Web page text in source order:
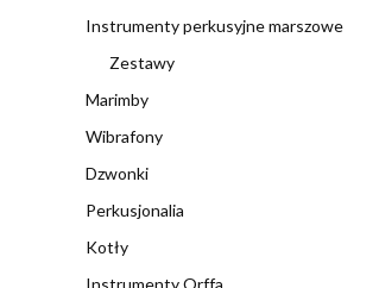
Instrumenty perkusyjne marszowe
Zestawy
Marimby
Wibrafony
Dzwonki
Perkusjonalia
Kotły
Instrumenty Orffa